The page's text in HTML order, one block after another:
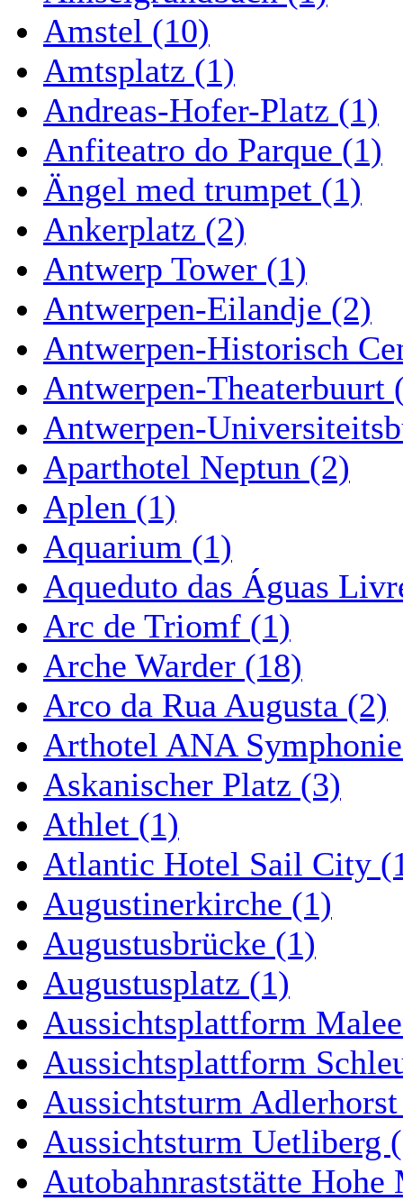
Amstel (10)
Amtsplatz (1)
Andreas-Hofer-Platz (1)
Anfiteatro do Parque (1)
Ängel med trumpet (1)
Ankerplatz (2)
Antwerp Tower (1)
Antwerpen-Eilandje (2)
Antwerpen-Historisch
Antwerpen-Theaterbuurt
Antwerpen-
Aparthotel Neptun (2)
Aplen (1)
Aquarium (1)
Aqueduto das Águas
Arc de Triomf (1)
Arche Warder (18)
Arco da Rua Augusta (2)
Arthotel ANA
Askanischer Platz (3)
Athlet (1)
Atlantic Hotel Sail City
Augustinerkirche (1)
Augustusbrücke (1)
Augustusplatz (1)
Aussichtsplattform
Aussichtsplattform
Aussichtsturm
Aussichtsturm Uetliberg
Autobahnraststätte Hohe